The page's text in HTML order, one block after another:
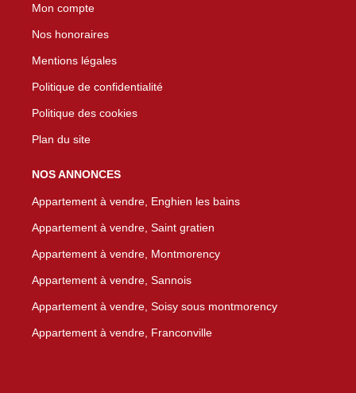
Mon compte
Nos honoraires
Mentions légales
Politique de confidentialité
Politique des cookies
Plan du site
NOS ANNONCES
Appartement à vendre, Enghien les bains
Appartement à vendre, Saint gratien
Appartement à vendre, Montmorency
Appartement à vendre, Sannois
Appartement à vendre, Soisy sous montmorency
Appartement à vendre, Franconville